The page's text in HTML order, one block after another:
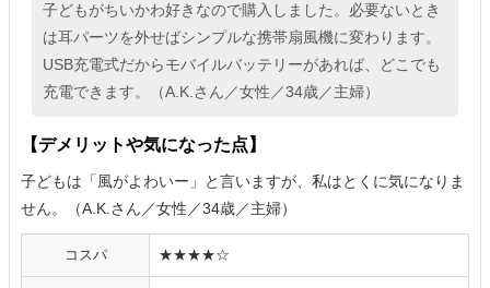
子どもがちいかわ好きなので購入しました。必要ないとき
は耳パーツを外せばシンプルな携帯扇風機に変わります。
USB充電式だからモバイルバッテリーがあれば、どこでも
充電できます。（A.K.さん／女性／34歳／主婦）
【デメリットや気になった点】
子どもは「風がよわいー」と言いますが、私はとくに気になりま
せん。（A.K.さん／女性／34歳／主婦）
コスパ ★★★★☆